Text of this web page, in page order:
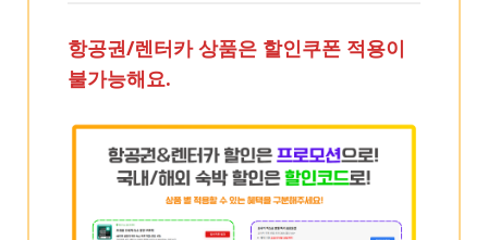
항공권/렌터카 상품은 할인쿠폰 적용이
불가능해요.